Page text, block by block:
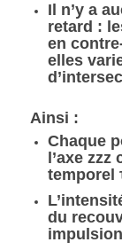
Il n’y a
retard :
en
elles
Ainsi :
Chaque
l’axe zzz
temporel
du